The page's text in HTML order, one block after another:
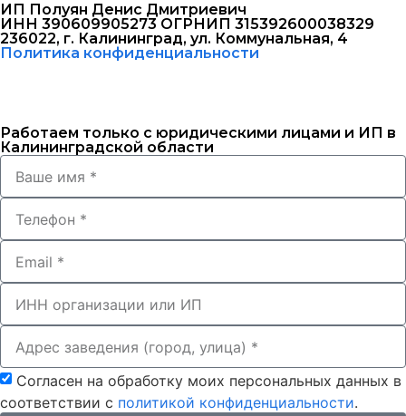
ИП Полуян Денис Дмитриевич
ИНН 390609905273 ОГРНИП 315392600038329
236022, г. Калининград, ул. Коммунальная, 4
Политика конфиденциальности
Работаем только с юридическими лицами и ИП в
Калининградской области
Согласен на обработку моих персональных данных в
соответствии с политикой конфиденциальности.